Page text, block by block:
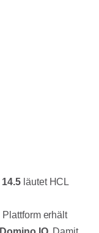
läutet HCL
erhält